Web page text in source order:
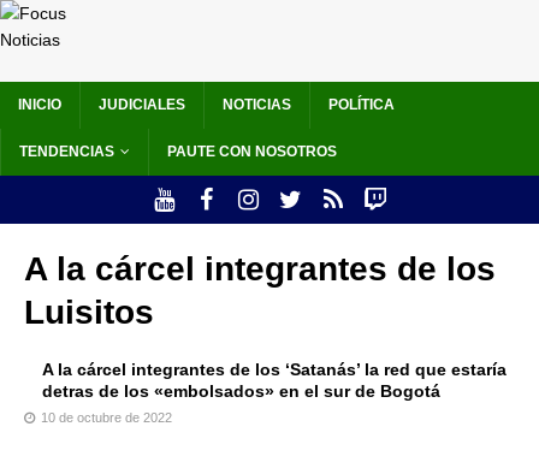
INICIO JUDICIALES NOTICIAS POLÍTICA
TENDENCIAS PAUTE CON NOSOTROS
A la cárcel integrantes de los
Luisitos
A la cárcel integrantes de los ‘Satanás’ la red que estaría
detras de los «embolsados» en el sur de Bogotá
10 de octubre de 2022